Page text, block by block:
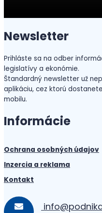
Newsletter
Prihláste sa na odber
legislatívy a ekonómie.
Štandardný newsletter už
aplikáciu, cez ktorú
mobilu.
Informácie
Ochrana osobných údajov
Inzercia a reklama
Kontakt